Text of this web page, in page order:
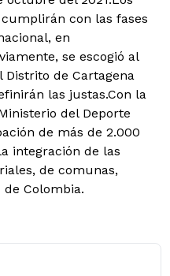
con las fases
en
se escogió al
de Cartagena
las justas.Con la
del Deporte
de más de 2.000
integración de las
de comunas,
Colombia.